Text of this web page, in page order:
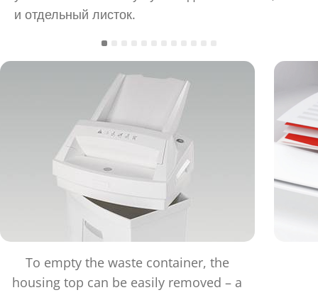
и отдельный листок.
To empty the waste container, the
housing top can be easily removed – a